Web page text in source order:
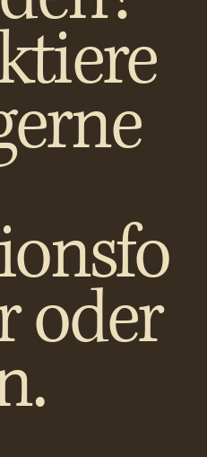
oder